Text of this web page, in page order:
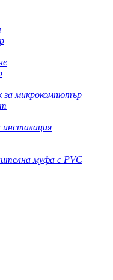
микрокомпютър
инсталация
муфа с PVC